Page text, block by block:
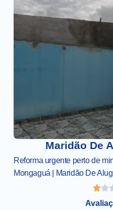
Maridão De
Reforma urgente perto de
Mongaguá | Maridão De